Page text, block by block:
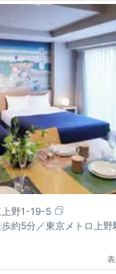
上野1-19-5
歩約5分／東京メトロ上